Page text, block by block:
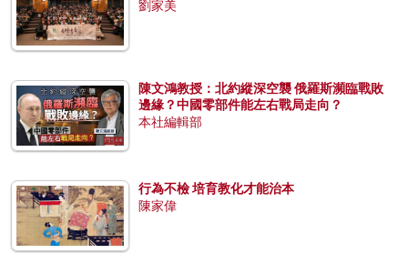
劉家美
陳文鴻教授：北約縱深空襲 俄羅斯瀕臨戰敗
邊緣？中國零部件能左右戰局走向？
本社編輯部
行為不檢 培育教化才能治本
陳家偉